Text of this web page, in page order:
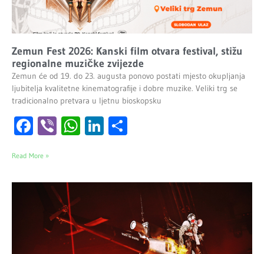
Zemun Fest 2026: Kanski film otvara festival, stižu
regionalne muzičke zvijezde
Zemun će od 19. do 23. augusta ponovo postati mjesto okupljanja
ljubitelja kvalitetne kinematografije i dobre muzike. Veliki trg se
tradicionalno pretvara u ljetnu bioskopsku
Facebook
ViberWhatsApp
LinkedIn
Read More »